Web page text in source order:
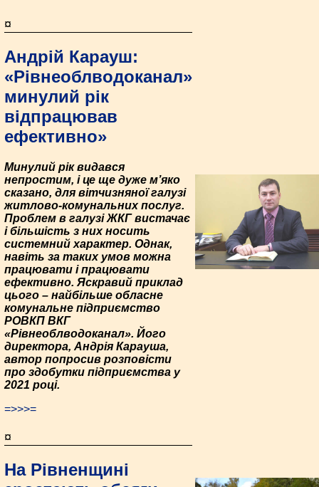
¤
Андрій Карауш:
«Рівнеоблводоканал»
минулий рік
відпрацював
ефективно»
Минулий рік видався
непростим, і це ще дуже м’яко
сказано, для вітчизняної галузі
житлово-комунальних послуг.
Проблем в галузі ЖКГ вистачає
і більшість з них носить
системний характер. Однак,
навіть за таких умов можна
працювати і працювати
ефективно. Яскравий приклад
цього – найбільше обласне
комунальне підприємство
РОВКП ВКГ
«Рівнеоблводоканал». Його
директора, Андрія Карауша,
автор попросив розповісти
про здобутки підприємства у
2021 році.
=>>>=
¤
На Рівненщині